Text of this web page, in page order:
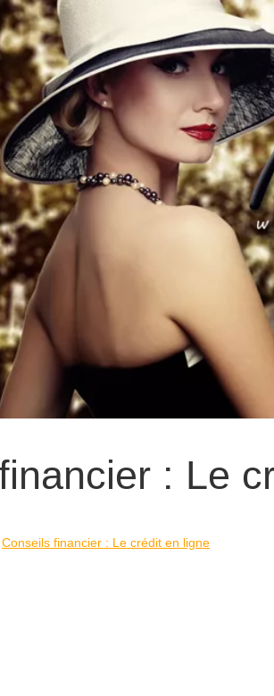
: Le
Conseils financier : Le crédit en ligne